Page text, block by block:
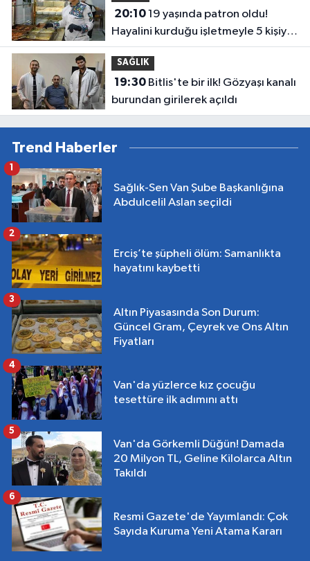
20:1019 yaşında patron oldu!
Hayalini kurduğu işletmeyle 5 kişiye
iş kapısı açtı
SAĞLIK
19:30Bitlis'te bir ilk! Gözyaşı kanalı
burundan girilerek açıldı
Trend Haberler
Sağlık-Sen Van Şube Başkanlığına
Abdulcelil Aslan seçildi
1
Erciş’te şüpheli ölüm: Samanlıkta
hayatını kaybetti
2
Altın Piyasasında Son Durum:
Güncel Gram, Çeyrek ve Ons Altın
Fiyatları
3
Van'da yüzlerce kız çocuğu
tesettüre ilk adımını attı
4
Van'da Görkemli Düğün! Damada
20 Milyon TL, Geline Kilolarca Altın
Takıldı
5
Resmi Gazete'de Yayımlandı: Çok
Sayıda Kuruma Yeni Atama Kararı
6